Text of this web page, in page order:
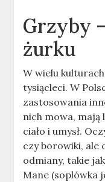
Grzyby
żurku
W wielu
tysiącleci. W
zastosowania
nich mowa, mają
ciało i umysł.
czy borowiki, ale
odmiany, takie
Mane (soplówka